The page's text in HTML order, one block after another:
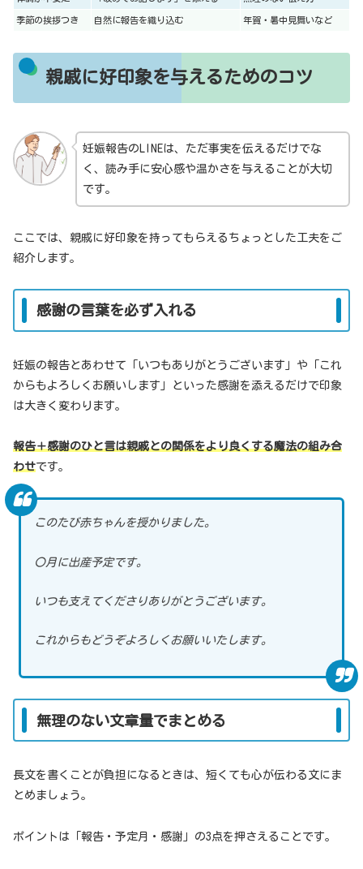
季節の挨拶つき 自然に報告を織り込む 年賀・暑中見舞いなど
親戚に好印象を与えるためのコツ
妊娠報告のLINEは、ただ事実を伝えるだけでな
く、読み手に安心感や温かさを与えることが大切
です。
ここでは、親戚に好印象を持ってもらえるちょっとした工夫をご
紹介します。
感謝の言葉を必ず入れる
妊娠の報告とあわせて「いつもありがとうございます」や「これ
からもよろしくお願いします」といった感謝を添えるだけで印象
は大きく変わります。
報告＋感謝のひと言は親戚との関係をより良くする魔法の組み合
わせです。
このたび赤ちゃんを授かりました。
〇月に出産予定です。
いつも支えてくださりありがとうございます。
これからもどうぞよろしくお願いいたします。
無理のない文章量でまとめる
長文を書くことが負担になるときは、短くても心が伝わる文にま
とめましょう。
ポイントは「報告・予定月・感謝」の3点を押さえることです。